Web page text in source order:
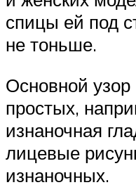
спицы ей под
не тоньше.
Основной узор
простых,
изнаночная
лицевые
изнаночных.